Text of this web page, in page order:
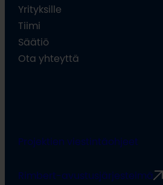
Yrityksille
Tiimi
Säätiö
Ota yhteyttä
Projektien viestintäohjeet
Rimbert-avustusjärjestelmä